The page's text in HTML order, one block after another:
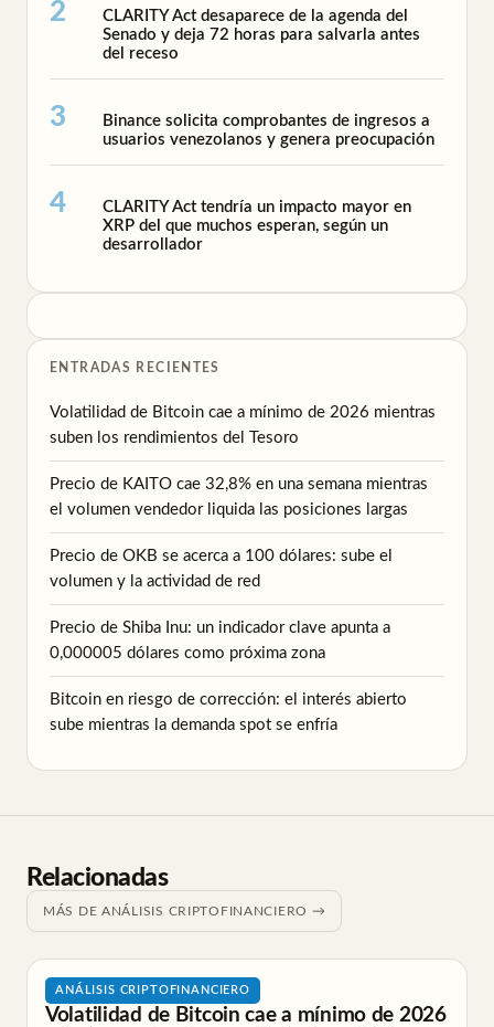
CLARITY Act desaparece de la agenda del
Senado y deja 72 horas para salvarla antes
del receso
Binance solicita comprobantes de ingresos a
usuarios venezolanos y genera preocupación
CLARITY Act tendría un impacto mayor en
XRP del que muchos esperan, según un
desarrollador
ENTRADAS RECIENTES
Volatilidad de Bitcoin cae a mínimo de 2026 mientras
suben los rendimientos del Tesoro
Precio de KAITO cae 32,8% en una semana mientras
el volumen vendedor liquida las posiciones largas
Precio de OKB se acerca a 100 dólares: sube el
volumen y la actividad de red
Precio de Shiba Inu: un indicador clave apunta a
0,000005 dólares como próxima zona
Bitcoin en riesgo de corrección: el interés abierto
sube mientras la demanda spot se enfría
Relacionadas
MÁS DE ANÁLISIS CRIPTOFINANCIERO →
ANÁLISIS CRIPTOFINANCIERO
Volatilidad de Bitcoin cae a mínimo de 2026